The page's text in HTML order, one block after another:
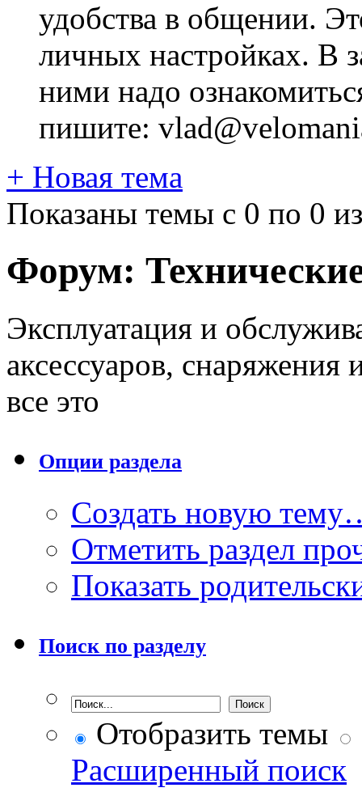
удобства в общении.
личных настройках. В
ними надо
пишите:
+ Новая тема
Показаны темы с 0 по 0
Форум:
Эксплуатация и
аксессуаров,
все это
Опции раздела
Создать новую
Отметить раздел
Показать
Поиск по разделу
Отобразить темы
Расширенный поиск